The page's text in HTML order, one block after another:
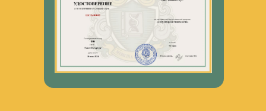
поможете подопечным преодолевать
эти состояния